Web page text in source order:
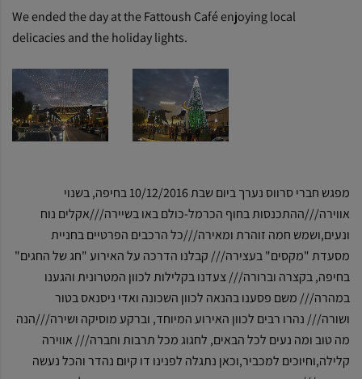
We ended the day at the Fattoush Café enjoying local
delicacies and the holiday lights.
מפגש חברי סרווס נערך ביום שבת 10/12/2016 בחיפה, בשנוי
אווירה///ההתכנסות בחוף הכרמל-כולם באו בשיירה///אקלים נוח
ונעים,ושמש חמה זוהרת ומאירה///כל הרכבים הפרטיים בחניית
מסעדת "מקסים" בעצירה/// קבלנו הדרכה על האירוע "חג של החגים"
בחיפה, בקצרה וברורה/// צעדנו בקלילות לכוון המטרונית והגענו
במהרה/// משם פסענו בהנאה לכוון השכונה ואדי ניסנאס בטור
ושורה/// נהרו רבים לכוון האירוע המיוחד, וברקע מוסיקה ושירה///הנה
מה טוב ומה נעים לכל הבאים, לחגוג מכל תרבות וחברה/// אווירה
קלילה,וחיוכים למכביר,וכאן נתגלה לפנינו דו קיום נהדר והכל נעשה